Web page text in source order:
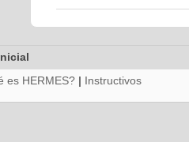
es HERMES? | Instructivos